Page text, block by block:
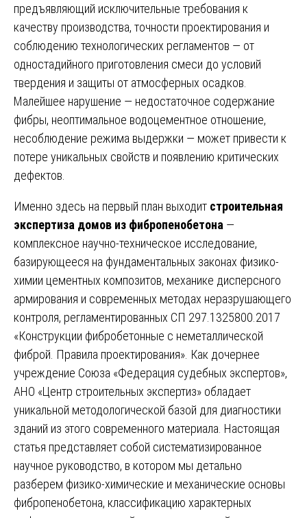
предъявляющий исключительные требования к
качеству производства, точности проектирования и
соблюдению технологических регламентов — от
одностадийного приготовления смеси до условий
твердения и защиты от атмосферных осадков.
Малейшее нарушение — недостаточное содержание
фибры, неоптимальное водоцементное отношение,
несоблюдение режима выдержки — может привести к
потере уникальных свойств и появлению критических
дефектов.
Именно здесь на первый план выходит строительная
экспертиза домов из фибропенобетона —
комплексное научно-техническое исследование,
базирующееся на фундаментальных законах физико-
химии цементных композитов, механике дисперсного
армирования и современных методах неразрушающего
контроля, регламентированных СП 297.1325800.2017
«Конструкции фибробетонные с неметаллической
фиброй. Правила проектирования». Как дочернее
учреждение Союза «Федерация судебных экспертов»,
АНО «Центр строительных экспертиз» обладает
уникальной методологической базой для диагностики
зданий из этого современного материала. Настоящая
статья представляет собой систематизированное
научное руководство, в котором мы детально
разберем физико-химические и механические основы
фибропенобетона, классификацию характерных